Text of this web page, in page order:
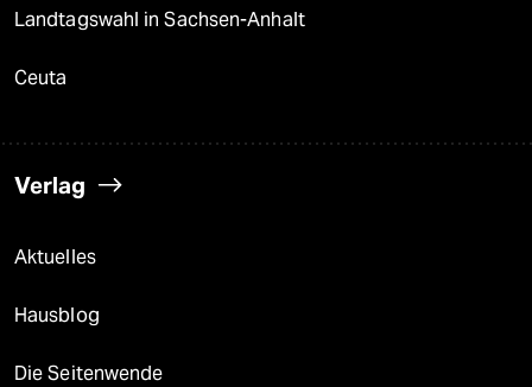
Landtagswahl in Sachsen-Anhalt
Ceuta
Verlag
Aktuelles
Hausblog
Die Seitenwende